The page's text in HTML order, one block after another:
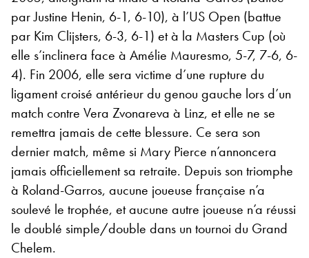
par Justine Henin, 6-1, 6-10), à l’US Open (battue
par Kim Clijsters, 6-3, 6-1) et à la Masters Cup (où
elle s’inclinera face à Amélie Mauresmo, 5-7, 7-6, 6-
4). Fin 2006, elle sera victime d’une rupture du
ligament croisé antérieur du genou gauche lors d’un
match contre Vera Zvonareva à Linz, et elle ne se
remettra jamais de cette blessure. Ce sera son
dernier match, même si Mary Pierce n’annoncera
jamais officiellement sa retraite. Depuis son triomphe
à Roland-Garros, aucune joueuse française n’a
soulevé le trophée, et aucune autre joueuse n’a réussi
le doublé simple/double dans un tournoi du Grand
Chelem.